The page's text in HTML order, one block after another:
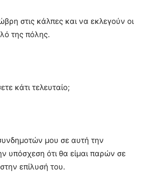
στις κάλπες και να εκλεγούν οι
της πόλης.
κάτι τελευταίο;
μου σε αυτή την
υπόσχεση ότι θα είμαι παρών σε
επίλυσή του.